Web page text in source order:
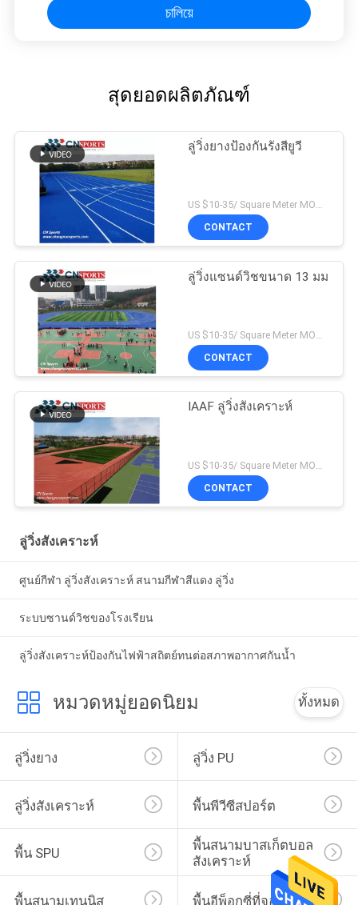
চালিয়ে
สุดยอดผลิตภัณฑ์
ลู่วิ่งยางป้องกันรังสียูวี
US $10-35/ Square Meter MOQ:/
CONTACT
ลู่วิ่งแซนด์วิชขนาด 13 มม
US $10-35/ Square Meter MOQ:/
CONTACT
IAAF ลู่วิ่งสังเคราะห์
CONTACT
ลู่วิ่งสังเคราะห์
ศูนย์กีฬา ลู่วิ่งสังเคราะห์ สนามกีฬาสีแดง ลู่วิ่ง
ระบบซานด์วิชของโรงเรียน
ลู่วิ่งสังเคราะห์ป้องกันไฟฟ้าสถิตย์ทนต่อสภาพอากาศกันน้ำ
หมวดหมู่ยอดนิยม ทั้งหมด
ลู่วิ่งยาง ลู่วิ่ง PU
ลู่วิ่งสังเคราะห์ พื้นพีวีซีสปอร์ต
พื้น SPU
พื้นสนามบาสเก็ตบอล
สังเคราะห์
พื้นสนามเทนนิส พื้นอีพ็อกซี่ที่จอดรถ